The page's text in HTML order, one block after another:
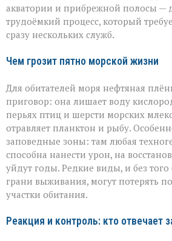
акватории и прибрежной полосы —
трудоёмкий процесс, который
сразу нескольких служб.
Чем грозит пятно морской жизни
Для обитателей моря нефтяная
приговор: она лишает воду
перьях птиц и шерсти морских
отравляет планктон и рыбу.
заповедные зоны: там любая
способна нанести урон, на
уйдут годы. Редкие виды, и без
грани выживания, могут потерять
участки обитания.
Реакция и контроль: кто отвечает